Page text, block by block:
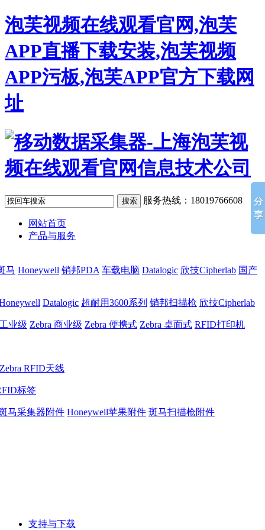
泡芙视频在线观看官网,泡芙
APP直播下载安装,泡芙视频
APP污板,泡芙APP官方下载网
址
服务热线：18019766608
网站首页
产品与服务
马 Honeywell 销邦PDA 车载电脑 Datalogic 欣技Cipherlab 国产
Datalogic 超耐用3600系列 销邦扫描枪 欣技Cipherlab
业级 Zebra 商业级 Zebra 便携式 Zebra 桌面式 RFID打印机
Zebra RFID天线
标签
马采集器附件 Honeywell苹果附件 斑马扫描枪附件
支持与下载